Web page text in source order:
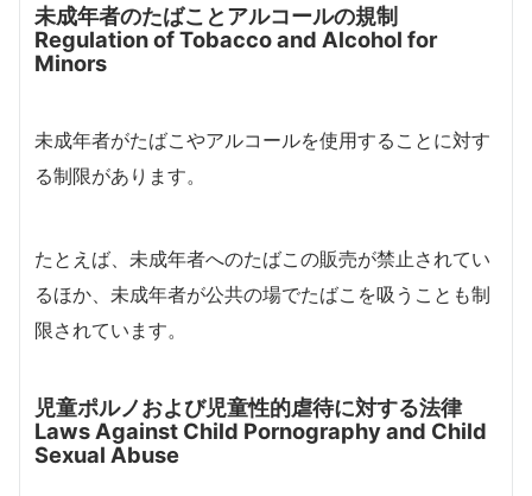
未成年者のたばことアルコールの規制
Regulation of Tobacco and Alcohol for
Minors
未成年者がたばこやアルコールを使用することに対す
る制限があります。
たとえば、未成年者へのたばこの販売が禁止されてい
るほか、未成年者が公共の場でたばこを吸うことも制
限されています。
児童ポルノおよび児童性的虐待に対する法律
Laws Against Child Pornography and Child
Sexual Abuse